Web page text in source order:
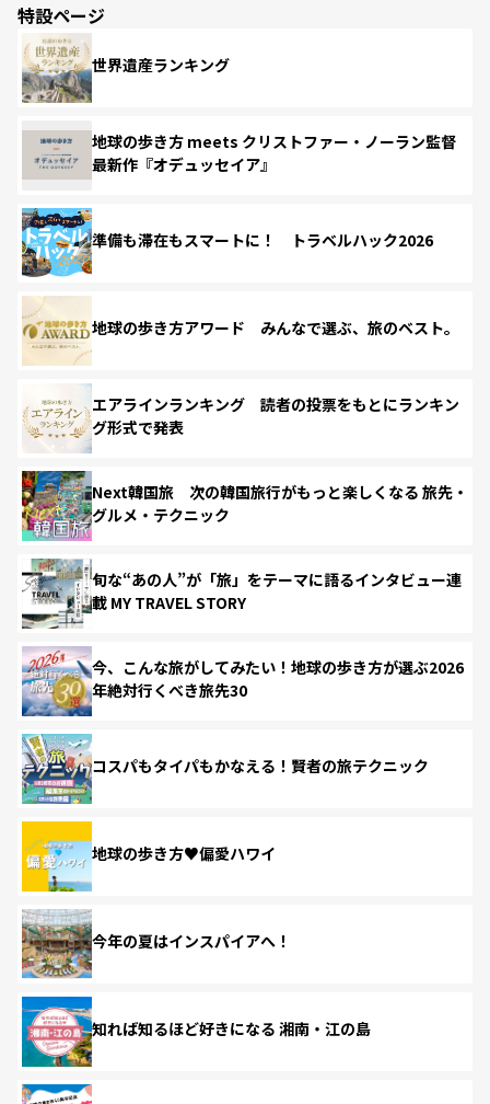
特設ページ
世界遺産ランキング
地球の歩き方 meets クリストファー・ノーラン監督
最新作『オデュッセイア』
準備も滞在もスマートに！ トラベルハック2026
地球の歩き方アワード みんなで選ぶ、旅のベスト。
エアラインランキング 読者の投票をもとにランキン
グ形式で発表
Next韓国旅 次の韓国旅行がもっと楽しくなる 旅先・
グルメ・テクニック
旬な“あの人”が「旅」をテーマに語るインタビュー連
載 MY TRAVEL STORY
今、こんな旅がしてみたい！地球の歩き方が選ぶ2026
年絶対行くべき旅先30
コスパもタイパもかなえる！賢者の旅テクニック
地球の歩き方♥偏愛ハワイ
今年の夏はインスパイアへ！
知れば知るほど好きになる 湘南・江の島